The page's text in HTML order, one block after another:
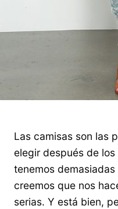
Las camisas son las
elegir después de
tenemos
creemos que nos
serias. Y está bien,